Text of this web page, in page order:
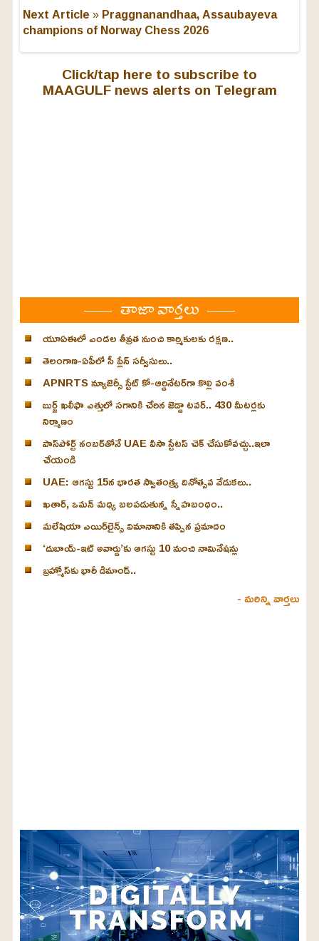
Next Article »Praggnanandhaa, Assaubayeva
champions of Norway Chess 2026
Click/tap here to subscribe to
MAAGULF news alerts on Telegram
తాజా వార్తలు
యూఏఈలో ఎండల తీవ్రత నుంచి కార్మికులకు రక్షణ..
తెలంగాణ-ఏపీలో సీ ప్లేన్ సర్వీసులు..
APNRTS న్యూజెర్సీ స్టేట్ కో-ఆర్డినేటర్‌గా కొల్లి వంశీ
బుర్జ్ ఖలీఫా ఎత్తులో సగానికి చేరిన జెడ్డా టవర్.. 430 మీటర్లకు
నిర్మాణం
పాస్‌పోర్ట్ నంబర్‌తోనే UAE వీసా స్టేటస్ చెక్ చేసుకోవచ్చు..ఇలా
చేయండి
UAE: ఆగస్టు 15న భారత స్వాతంత్ర్య దినోత్సవ వేడుకలు..
ఖతార్, ఒమన్ మధ్య బలపడుతున్న స్నేహబంధం..
మలేషియా ఎయిర్‌లైన్స్ విమానానికి తప్పిన ప్రమాదం
‘దుబాయ్-ఇట్ అవార్డు’కు ఆగస్టు 10 నుంచి నామినేషన్లు
బ్రహ్మోస్‌కు భారీ డిమాండ్..
- మరిన్ని వార్తలు